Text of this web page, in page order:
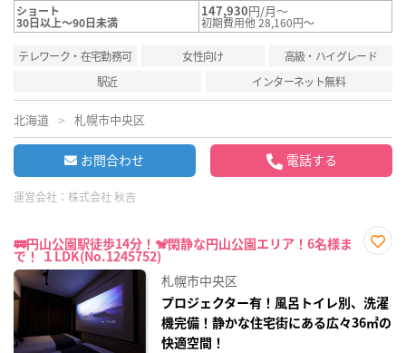
ショート
30日以上～90日未満
147,930円/月～
初期費用他 28,160円～
テレワーク・在宅勤務可 女性向け
高級・ハイグレード
駅近
インターネット無料
北海道 札幌市中央区
お問合わせ 電話する
運営会社： 株式会社 秋吉
🚃円山公園駅徒歩14分！🐒閑静な円山公園エリア！6名様ま
で！ １LDK(No.1245752)
録
札幌市中央区
プロジェクター有！風呂トイレ別、洗濯
機完備！静かな住宅街にある広々36㎡の
快適空間！